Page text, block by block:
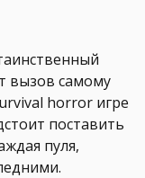
вызов самому
horror игре
поставить
пуля,